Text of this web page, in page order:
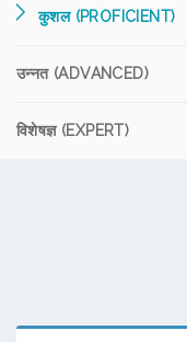
कुशल (PROFICIENT)
उन्नत (ADVANCED)
विशेषज्ञ (EXPERT)